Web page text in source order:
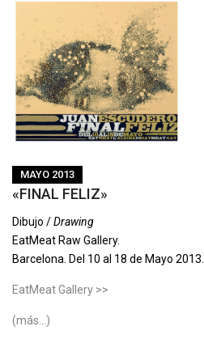
MAYO 2013
«FINAL FELIZ»
Dibujo /Drawing
EatMeat Raw Gallery.
Barcelona. Del 10 al 18 de Mayo 2013.
EatMeat Gallery >>
(más…)